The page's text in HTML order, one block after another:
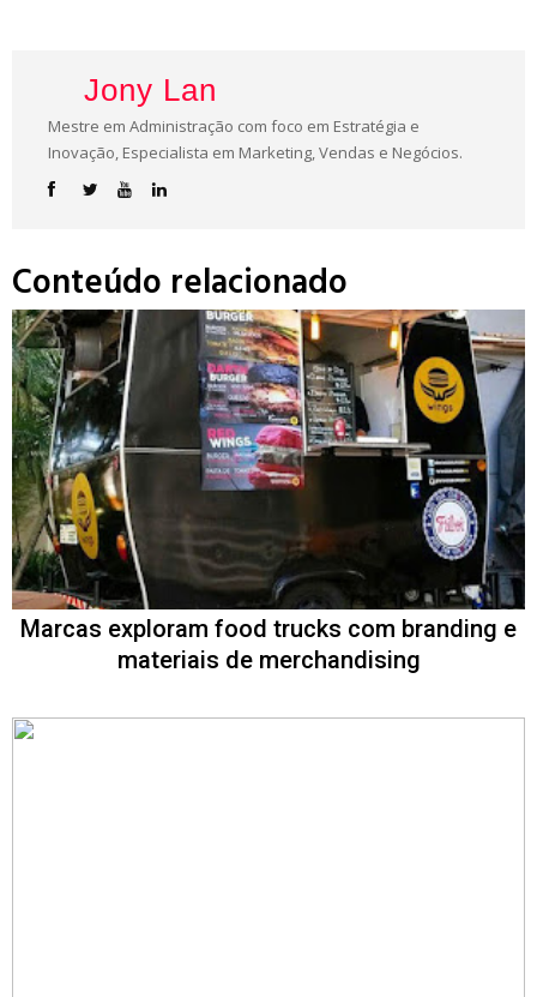
Jony Lan
Mestre em Administração com foco em Estratégia e
Inovação, Especialista em Marketing, Vendas e Negócios.
Conteúdo relacionado
Marcas exploram food trucks com branding e
materiais de merchandising